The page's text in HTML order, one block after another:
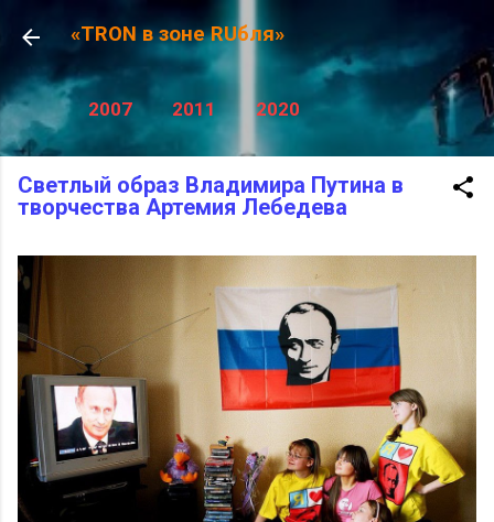
К основному контенту
«TRON в зоне RUбля»
2007 2011 2020
Светлый образ Владимира Путина в
творчества Артемия Лебедева